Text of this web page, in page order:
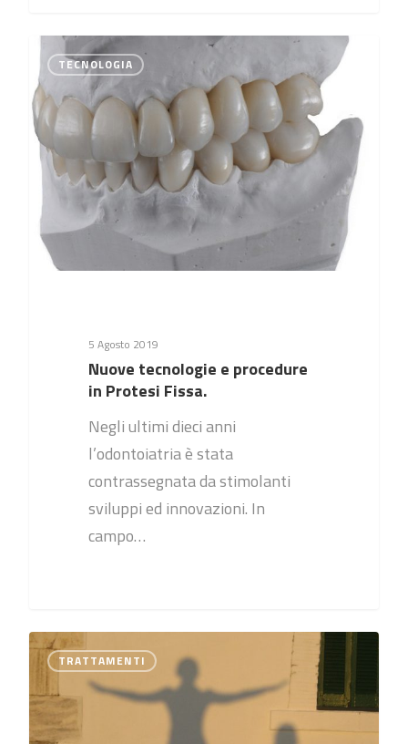
TECNOLOGIA
5 Agosto 2019
Nuove tecnologie e procedure
in Protesi Fissa.
Negli ultimi dieci anni
l’odontoiatria è stata
contrassegnata da stimolanti
sviluppi ed innovazioni. In
campo…
TRATTAMENTI